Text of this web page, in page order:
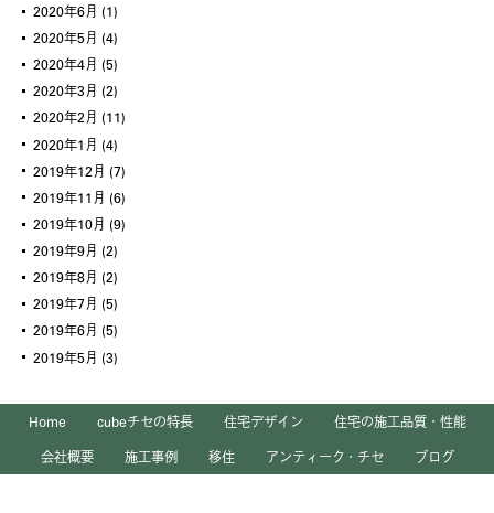
2020年6月 (1)
2020年5月 (4)
2020年4月 (5)
2020年3月 (2)
2020年2月 (11)
2020年1月 (4)
2019年12月 (7)
2019年11月 (6)
2019年10月 (9)
2019年9月 (2)
2019年8月 (2)
2019年7月 (5)
2019年6月 (5)
2019年5月 (3)
Home cubeチセの特長 住宅デザイン
住宅の施工品質・性能
会社概要
施工事例 移住 アンティーク・チセ ブログ